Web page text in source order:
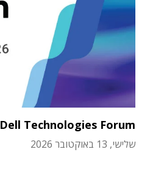
Dell Technologies Forum
שלישי, 13 באוקטובר 2026